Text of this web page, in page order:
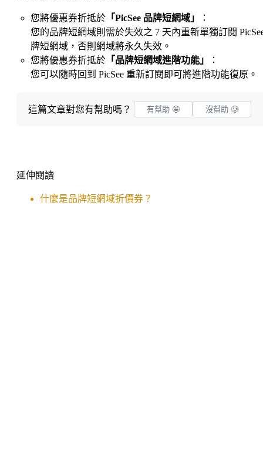
您將優惠券折抵於 「PicSee 品牌短網域」
：
您的品牌短網域則需於失效之 7 天內重新單獨訂閱
牌短網域，否則網域將永久失效。
您將優惠券折抵於 「品牌短網域進階功能」
：
您可以隨時回到 PicSee 重新訂閱即可將進階功能復原。
這篇文章對您有幫助嗎？ 有幫助 🤩 沒幫助 🥲
延伸閱讀
什麼是品牌短網域折價券？